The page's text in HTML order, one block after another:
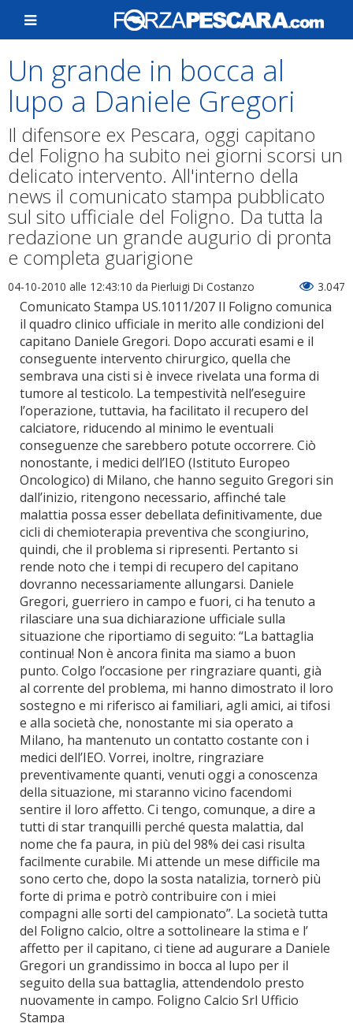
Un grande in bocca al
lupo a Daniele Gregori
Il difensore ex Pescara, oggi capitano
del Foligno ha subito nei giorni scorsi un
delicato intervento. All'interno della
news il comunicato stampa pubblicato
sul sito ufficiale del Foligno. Da tutta la
redazione un grande augurio di pronta
e completa guarigione
04-10-2010 alle 12:43:10 da Pierluigi Di Costanzo 3.047
Comunicato Stampa US.1011/207 Il Foligno comunica
il quadro clinico ufficiale in merito alle condizioni del
capitano Daniele Gregori. Dopo accurati esami e il
conseguente intervento chirurgico, quella che
sembrava una cisti si è invece rivelata una forma di
tumore al testicolo. La tempestività nell’eseguire
l’operazione, tuttavia, ha facilitato il recupero del
calciatore, riducendo al minimo le eventuali
conseguenze che sarebbero potute occorrere. Ciò
nonostante, i medici dell’IEO (Istituto Europeo
Oncologico) di Milano, che hanno seguito Gregori sin
dall’inizio, ritengono necessario, affinché tale
malattia possa esser debellata definitivamente, due
cicli di chemioterapia preventiva che scongiurino,
quindi, che il problema si ripresenti. Pertanto si
rende noto che i tempi di recupero del capitano
dovranno necessariamente allungarsi. Daniele
Gregori, guerriero in campo e fuori, ci ha tenuto a
rilasciare una sua dichiarazione ufficiale sulla
situazione che riportiamo di seguito: “La battaglia
continua! Non è ancora finita ma siamo a buon
punto. Colgo l’occasione per ringraziare quanti, già
al corrente del problema, mi hanno dimostrato il loro
sostegno e mi riferisco ai familiari, agli amici, ai tifosi
e alla società che, nonostante mi sia operato a
Milano, ha mantenuto un contatto costante con i
medici dell’IEO. Vorrei, inoltre, ringraziare
preventivamente quanti, venuti oggi a conoscenza
della situazione, mi staranno vicino facendomi
sentire il loro affetto. Ci tengo, comunque, a dire a
tutti di star tranquilli perché questa malattia, dal
nome che fa paura, in più del 98% dei casi risulta
facilmente curabile. Mi attende un mese difficile ma
sono certo che, dopo la sosta natalizia, tornerò più
forte di prima e potrò contribuire con i miei
compagni alle sorti del campionato”. La società tutta
del Foligno calcio, oltre a sottolineare la stima e l’
affetto per il capitano, ci tiene ad augurare a Daniele
Gregori un grandissimo in bocca al lupo per il
seguito della sua battaglia, attendendolo presto
nuovamente in campo. Foligno Calcio Srl Ufficio
Stampa